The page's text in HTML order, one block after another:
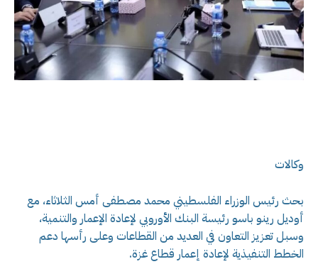
وكالات
بحث رئيس الوزراء الفلسطيني محمد مصطفى أمس الثلاثاء، مع
أوديل رينو باسو رئيسة البنك الأوروبي لإعادة الإعمار والتنمية،
وسبل تعزيز التعاون في العديد من القطاعات وعلى رأسها دعم
الخطط التنفيذية لإعادة إعمار قطاع غزة.